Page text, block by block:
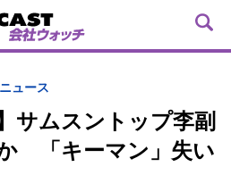
ュース
サムスントップ李副
「キーマン」失い